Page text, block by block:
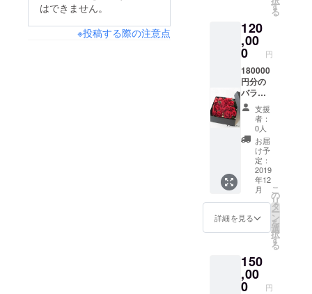
はできません。
※投稿する際の注意点
頂いた
生日、
記念
日、大
切な方
の誕生
日など
もスケ
ジュー
ル管理
させて
頂き ご
指定の
日時に
お届け
しま
す。
ける事
です。
支援し
て頂い
た方に
もしく
は、大
切な方
にＥＣ
サイト
からア
レンジ
メント
もしく
は花束
をお送
り いた
しま
す。 支
援して
頂いた
生日、
記念
日、大
す
る
120
,00
0 円
180000
円分の
バラの
花をお
送りい
たしま
す。
5000円
分、
10000
円分、
２万円
分のお
花を数
回に分
ける事
です。
支援し
て頂い
支援
者：
0人
お届
け予
定：
2019
年12
月
詳細を見る
こ
の
リ
タ
ー
ン
を
選
択
す
る
150
,00
0 円